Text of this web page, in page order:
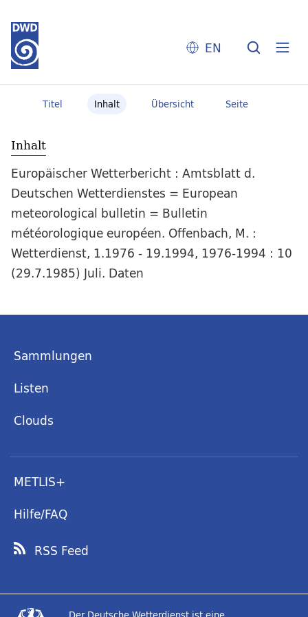
EN
Titel Inhalt Übersicht Seite
Inhalt
Europäischer Wetterbericht : Amtsblatt d.
Deutschen Wetterdienstes = European
meteorological bulletin = Bulletin
météorologique européen. Offenbach, M. :
Wetterdienst, 1.1976 - 19.1994, 1976-1994 : 10
(29.7.1985) Juli. Daten
Sammlungen
Listen
Clouds
METLIS+
Hilfe/FAQ
RSS Feed